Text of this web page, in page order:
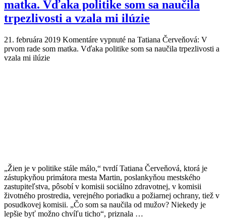
matka. Vďaka politike som sa naučila
trpezlivosti a vzala mi ilúzie
21. februára 2019 Komentáre vypnuté na Tatiana Červeňová: V
prvom rade som matka. Vďaka politike som sa naučila trpezlivosti a
vzala mi ilúzie
„Žien je v politike stále málo,“ tvrdí Tatiana Červeňová, ktorá je
zástupkyňou primátora mesta Martin, poslankyňou mestského
zastupiteľstva, pôsobí v komisii sociálno zdravotnej, v komisii
životného prostredia, verejného poriadku a požiarnej ochrany, tiež v
posudkovej komisii. „Čo som sa naučila od mužov? Niekedy je
lepšie byť možno chvíľu ticho“, priznala …